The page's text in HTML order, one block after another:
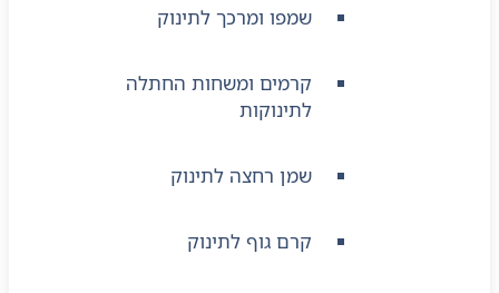
שמפו ומרכך לתינוק
קרמים ומשחות החתלה
לתינוקות
שמן רחצה לתינוק
קרם גוף לתינוק